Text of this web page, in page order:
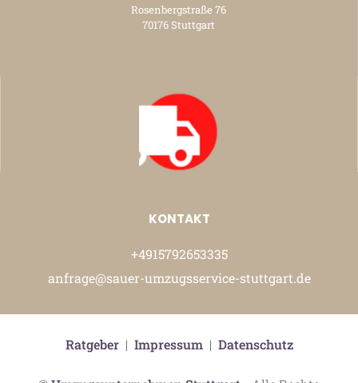
Rosenbergstraße 76
70176 Stuttgart
KONTAKT
+4915792653335
anfrage@sauer-umzugsservice-stuttgart.de
Ratgeber| Impressum| Datenschutz